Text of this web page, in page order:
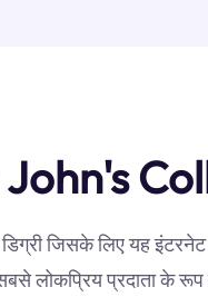
John's
जिसके लिए यह
लोकप्रिय प्रदाता के